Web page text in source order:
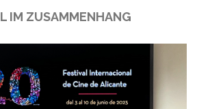
IM ZUSAMMENHANG